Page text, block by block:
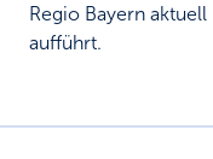
Regio Bayern
aufführt.